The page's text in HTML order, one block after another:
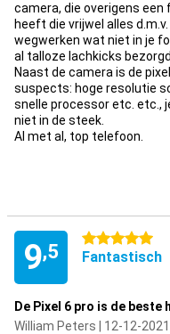
camera, die overigens
heeft die vrijwel alles
wegwerken wat niet in je
al talloze lachkicks bezorgd.
Naast de camera is de
suspects: hoge resolutie
snelle processor etc. etc.,
niet in de steek.
Al met al, top telefoon.
9,5
5 sterren
Fantastisch
De Pixel 6 pro is de
William Peters | 12-12-